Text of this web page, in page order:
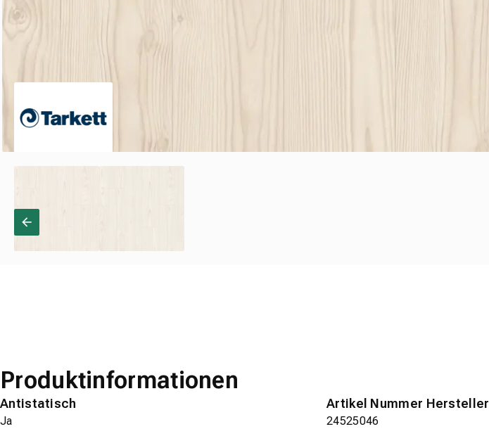
Produktinformationen
Antistatisch
Ja
Artikel Nummer Hersteller
24525046